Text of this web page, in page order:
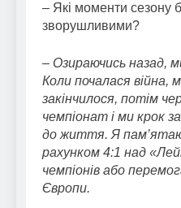
– Які моменти сезону
зворушливими?
– Озираючись назад,
Коли почалася війна,
закінчилося, потім
чемпіонат і ми крок
до життя. Я
рахунком 4:1 над
чемпіонів або
Європи.